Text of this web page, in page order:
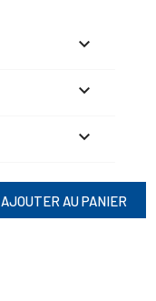
AJOUTER AU PANIER


